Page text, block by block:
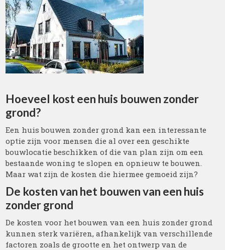
Hoeveel kost een huis bouwen zonder
grond?
Een huis bouwen zonder grond kan een interessante
optie zijn voor mensen die al over een geschikte
bouwlocatie beschikken of die van plan zijn om een
bestaande woning te slopen en opnieuw te bouwen.
Maar wat zijn de kosten die hiermee gemoeid zijn?
De kosten van het bouwen van een huis
zonder grond
De kosten voor het bouwen van een huis zonder grond
kunnen sterk variëren, afhankelijk van verschillende
factoren zoals de grootte en het ontwerp van de